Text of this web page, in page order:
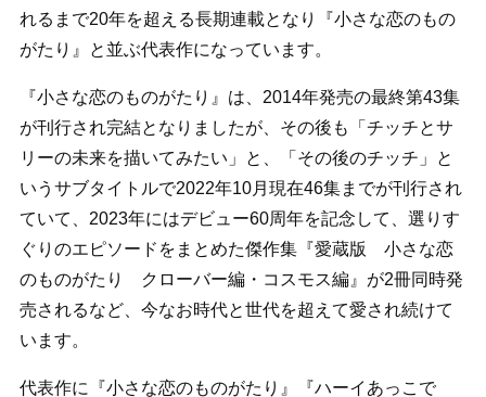
れるまで20年を超える長期連載となり『小さな恋のもの
がたり』と並ぶ代表作になっています。
『小さな恋のものがたり』は、2014年発売の最終第43集
が刊行され完結となりましたが、その後も「チッチとサ
リーの未来を描いてみたい」と、「その後のチッチ」と
いうサブタイトルで2022年10月現在46集までが刊行され
ていて、2023年にはデビュー60周年を記念して、選りす
ぐりのエピソードをまとめた傑作集『愛蔵版 小さな恋
のものがたり クローバー編・コスモス編』が2冊同時発
売されるなど、今なお時代と世代を超えて愛され続けて
います。
代表作に『小さな恋のものがたり』『ハーイあっこで